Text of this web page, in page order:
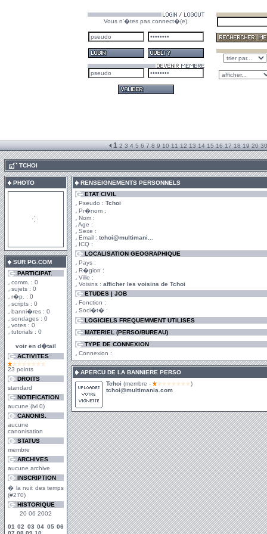
Vous n'�tes pas connect�(e).
1 2 3 4 5 6 7 8 9 10 11 12 13 14 15 16 17 18 19 20 30
TCHOI
PHOTO
SUR PG.COM
PARTICIPAT.
comm. : 0
sujets : 0
r�p. : 0
scripts : 0
banni�res : 0
sondages : 0
votes : 0
tutorials : 0
voir en d�tail
ACTIVITES
23 points
DROITS
standard
NOTIFICATION
aucune (lvl 0)
CANONIS.
aucune
canonisation
STATUS
membre
ARCHIVES
aucune archive
INSCRIPTION
� la nuit des temps
(#270)
HISTORIQUE
20 06 2002
01 02 03 04 05 06
RENSEIGNEMENTS PERSONNELS
ETAT CIVIL
Pseudo : Tchoi
Pr�nom :
Nom :
Age :
Sexe :
Email : tchoi@multimani...
ICQ :
LOCALISATION GEOGRAPHIQUE
Pays :
R�gion :
Ville :
Voisins : afficher les voisins de Tchoi
ETUDES | JOB
Fonction :
Soci�t� :
LOGICIELS FREQUEMMENT UTILISES
MATERIEL (PERSO/BUREAU)
TYPE DE CONNEXION
Connexion :
APERCU DE LA BANNIERE PERSO
Tchoi (membre -
)
tchoi@multimania.com